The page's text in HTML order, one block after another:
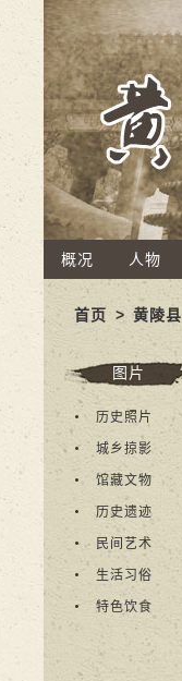
概况 人物
首页 >黄陵县
图片
历史照片
城乡掠影
馆藏文物
历史遗迹
民间艺术
生活习俗
特色饮食